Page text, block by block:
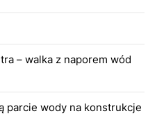
– walka z naporem wód
parcie wody na konstrukcje